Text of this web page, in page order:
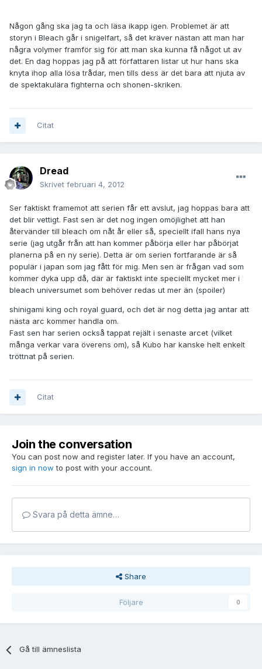
Någon gång ska jag ta och läsa ikapp igen. Problemet är att
storyn i Bleach går i snigelfart, så det kräver nästan att man har
några volymer framför sig för att man ska kunna få något ut av
det. En dag hoppas jag på att författaren listar ut hur hans ska
knyta ihop alla lösa trådar, men tills dess är det bara att njuta av
de spektakulära fighterna och shonen-skriken.
Citat
Dread
Skrivet februari 4, 2012
Ser faktiskt framemot att serien får ett avslut, jag hoppas bara att
det blir vettigt. Fast sen är det nog ingen omöjlighet att han
återvänder till bleach om nåt år eller så, speciellt ifall hans nya
serie (jag utgår från att han kommer påbörja eller har påbörjat
planerna på en ny serie). Detta är om serien fortfarande är så
populär i japan som jag fått för mig. Men sen är frågan vad som
kommer dyka upp då, där är faktiskt inte speciellt mycket mer i
bleach universumet som behöver redas ut mer än (spoiler)
shinigami king och royal guard, och det är nog detta jag antar att
nästa arc kommer handla om.
Fast sen har serien också tappat rejält i senaste arcet (vilket
många verkar vara överens om), så Kubo har kanske helt enkelt
tröttnat på serien.
Citat
Join the conversation
You can post now and register later. If you have an account,
sign in now to post with your account.
Svara på detta ämne…
Share
Följare 0
Gå till ämneslista